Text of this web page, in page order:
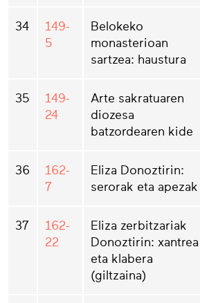
34
149-
5
Belokeko
monasterioan
sartzea: haustura
35
149-
24
Arte sakratuaren
diozesa
batzordearen kide
36
162-
7
Eliza Donoztirin:
serorak eta apezak
37
162-
22
Eliza zerbitzariak
Donoztirin: xantrea
eta klabera
(giltzaina)